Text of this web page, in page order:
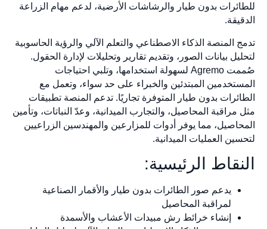
للطائرات بدون طيار والرشاشات الأرضية، لدعم مهام الزراعة
الدقيقة.
تدمج المنصة الذكاء الاصطناعي والتعلم الآلي والرؤية الحاسوبية
لتحليل بيانات الصور، وتقديم تقارير وتحليلات لإدارة الحقول.
صُممت Agremo لسهولة استخدامها، وتلبي احتياجات
المستخدمين المبتدئين والخبراء على حد سواء، وتعمل مع
الطائرات بدون طيار المتوفرة تجاريًا. تدعم المنصة تطبيقات
مثل مراقبة المحاصيل، والتجارب الميدانية، وعدّ النباتات، وتأمين
المحاصيل، مما يوفر أدوات للمزارعين والمهندسين الزراعيين
لتحسين العمليات الميدانية.
النقاط الرئيسية:
يدعم صور الطائرات بدون طيار والأقمار الصناعية
لمراقبة المحاصيل
إنشاء خرائط رش مبيدات الأعشاب والأسمدة